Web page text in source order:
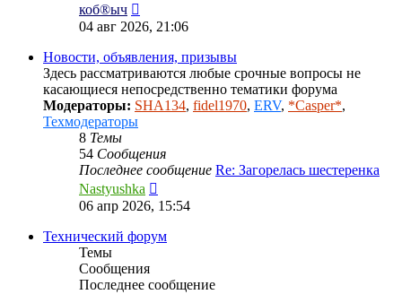
коб®ыч
к
сообщению
04 авг 2026, 21:06
Новости, объявления, призывы
Здесь рассматриваются любые срочные вопросы не
касающиеся непосредственно тематики форума
Модераторы: SHA134, fidel1970, ERV, *Casper*,
Техмодераторы
8 Темы
54 Сообщения
Последнее сообщение Re: Загорелась шестеренка
Nastyushka
к
сообщению
06 апр 2026, 15:54
Технический форум
Темы
Сообщения
Последнее сообщение